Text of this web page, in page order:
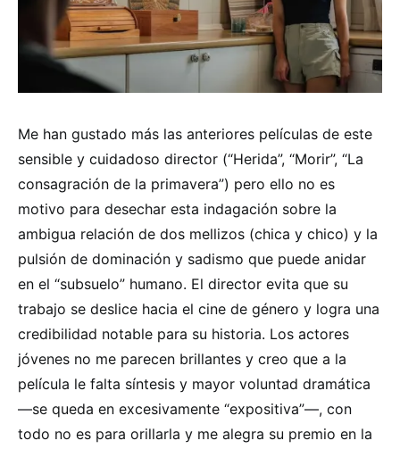
Me han gustado más las anteriores películas de este
sensible y cuidadoso director (“Herida”, “Morir”, “La
consagración de la primavera”) pero ello no es
motivo para desechar esta indagación sobre la
ambigua relación de dos mellizos (chica y chico) y la
pulsión de dominación y sadismo que puede anidar
en el “subsuelo” humano. El director evita que su
trabajo se deslice hacia el cine de género y logra una
credibilidad notable para su historia. Los actores
jóvenes no me parecen brillantes y creo que a la
película le falta síntesis y mayor voluntad dramática
—se queda en excesivamente “expositiva”—, con
todo no es para orillarla y me alegra su premio en la